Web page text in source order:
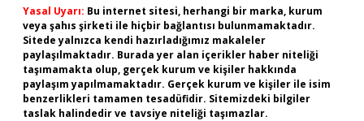
Yasal Uyarı: Bu internet sitesi, herhangi bir marka, kurum
veya şahıs şirketi ile hiçbir bağlantısı bulunmamaktadır.
Sitede yalnızca kendi hazırladığımız makaleler
paylaşılmaktadır. Burada yer alan içerikler haber niteliği
taşımamakta olup, gerçek kurum ve kişiler hakkında
paylaşım yapılmamaktadır. Gerçek kurum ve kişiler ile isim
benzerlikleri tamamen tesadüfidir. Sitemizdeki bilgiler
taslak halindedir ve tavsiye niteliği taşımazlar.